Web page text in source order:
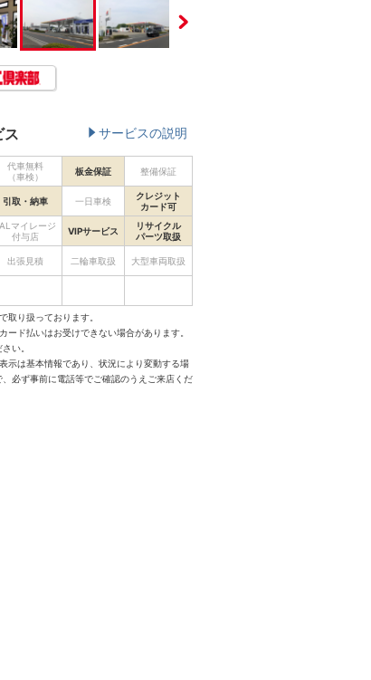
ス サービスの説明
代車無料
（車検）
板金保証 整備保証
引取・納車 一日車検
クレジット
カード可
マイレージ
付与店
VIPサービス
リサイクル
パーツ取扱
出張見積 二輪車取扱 大型車両取扱
取り扱っております。
ード払いはお受けできない場合があります。
い。
示は基本情報であり、状況により変動する場
必ず事前に電話等でご確認のうえご来店くだ